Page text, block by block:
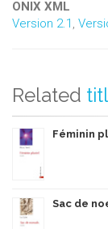
ONIX XML
Version 2.1
Related
Féminin
Sac de